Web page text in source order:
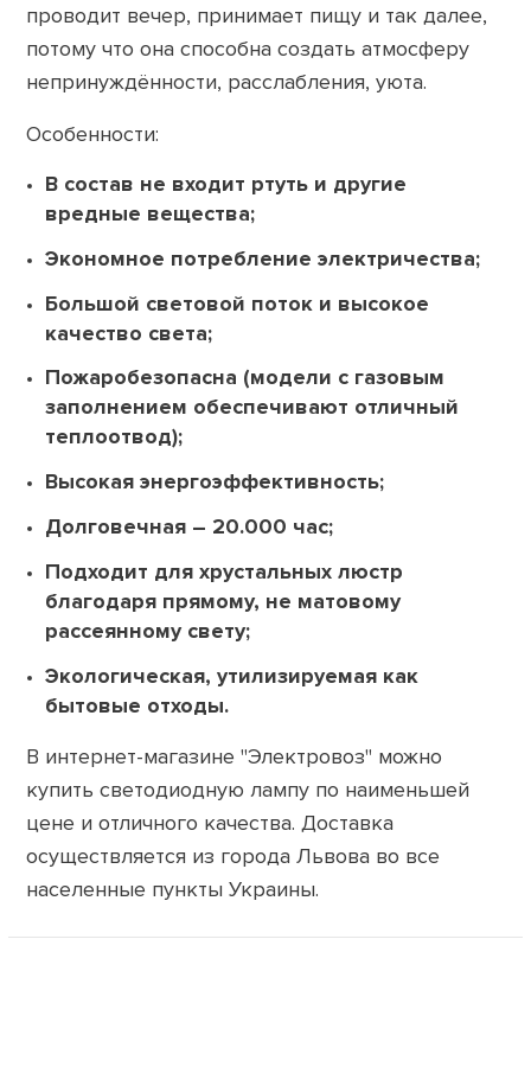
проводит вечер, принимает пищу и так далее,
потому что она способна создать атмосферу
непринуждённости, расслабления, уюта.
Особенности:
В состав не входит ртуть и другие
вредные вещества;
Экономное потребление электричества;
Большой световой поток и высокое
качество света;
Пожаробезопасна (модели с газовым
заполнением обеспечивают отличный
теплоотвод);
Высокая энергоэффективность;
Долговечная – 20.000 час;
Подходит для хрустальных люстр
благодаря прямому, не матовому
рассеянному свету;
Экологическая, утилизируемая как
бытовые отходы.
В интернет-магазине "Электровоз" можно
купить светодиодную лампу по наименьшей
цене и отличного качества. Доставка
осуществляется из города Львова во все
населенные пункты Украины.